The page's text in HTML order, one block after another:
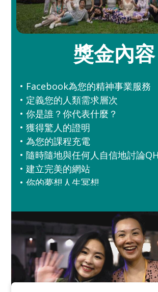
獎金內容
• Facebook為您的精神事業服務
• 定義您的人類需求層次
•你是誰？你代表什麼？
•獲得驚人的證明
•為您的課程充電
•隨時隨地與任何人自信地討論
•建立完美的網站
•你的夢想人生冥想
•將靈魂演講融入你的實踐